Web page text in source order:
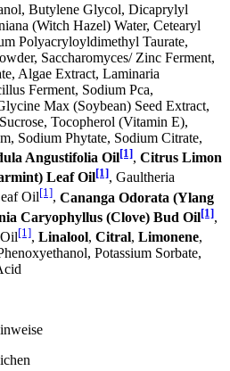
Butylene Glycol, Dicaprylyl
(Witch Hazel) Water, Cetearyl
Polyacryloyldimethyl Taurate,
Saccharomyces/ Zinc Ferment,
Algae Extract, Laminaria
Ferment, Sodium Pca,
Max (Soybean) Seed Extract,
Tocopherol (Vitamin E),
Sodium Phytate, Sodium Citrate,
Angustifolia Oil[1], Citrus Limon
Leaf Oil[1], Gaultheria
Oil[1], Cananga Odorata (Ylang
Caryophyllus (Clove) Bud Oil[1],
[1], Linalool, Citral, Limonene,
Potassium Sorbate,